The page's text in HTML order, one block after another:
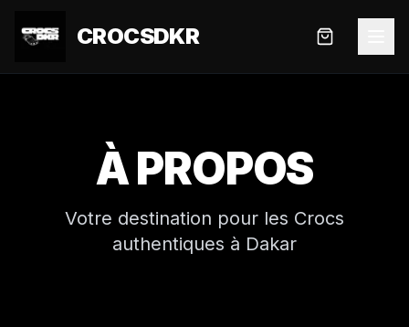
CROCSDKR
À PROPOS
Votre destination pour les Crocs
authentiques à Dakar